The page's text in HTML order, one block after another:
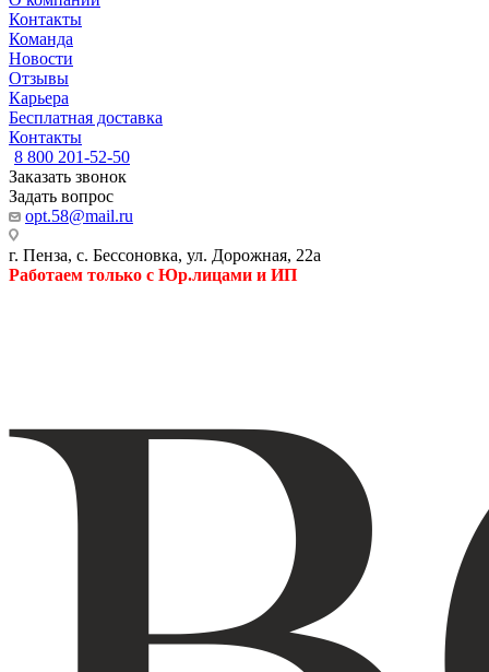
Контакты
Команда
Новости
Отзывы
Карьера
Бесплатная доставка
Контакты
8 800 201-52-50
Заказать звонок
Задать вопрос
opt.58@mail.ru
г. Пенза, с. Бессоновка, ул. Дорожная, 22а
Работаем только с Юр.лицами и ИП